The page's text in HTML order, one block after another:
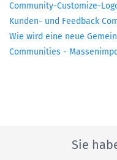
Community-Customize-
Kunden- und Feedback
Wie wird eine neue
Communities -
Sie